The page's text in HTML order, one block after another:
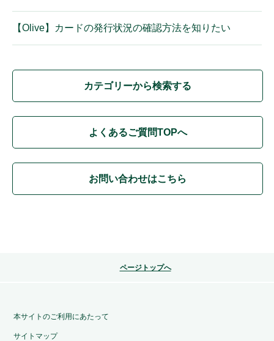
【Olive】カードの発行状況の確認方法を知りたい
カテゴリーから検索する
よくあるご質問TOPへ
お問い合わせはこちら
ページトップへ
本サイトのご利用にあたって
サイトマップ